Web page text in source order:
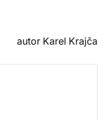
autor Karel Krajča